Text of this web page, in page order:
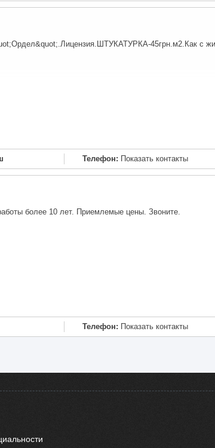
45грн.м2.Как с
Телефон: Показать контакты
более 10 лет. Приемлемые цены. Звоните.
Телефон: Показать контакты